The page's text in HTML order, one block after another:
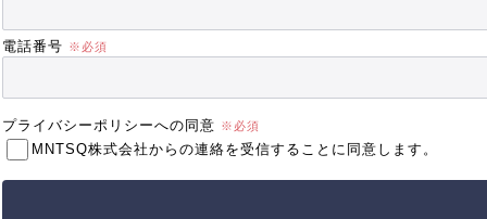
電話番号
プライバシーポリシーへの同意
MNTSQ株式会社からの連絡を受信することに同意します。